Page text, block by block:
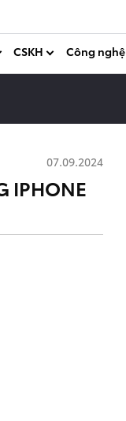
CSKH Công nghệ
07.09.2024
IPHONE